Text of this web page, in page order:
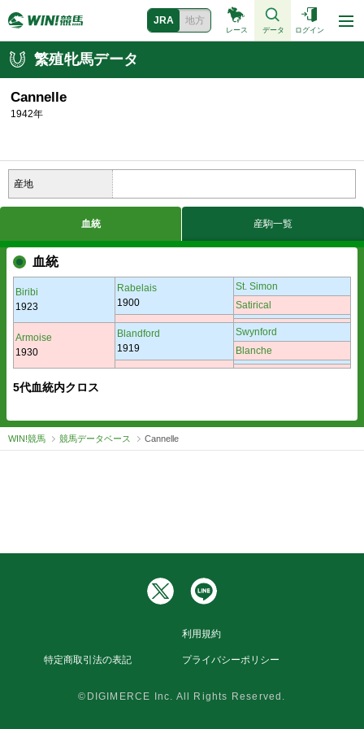
JRA 地方
レース データ ログイン
繁殖牝馬データ
Cannelle
1942年
産地
血統 産駒一覧
血統
Biribi
1923
Rabelais
1900
St. Simon
Satirical
Armoise
1930
Blandford
1919
Swynford
Blanche
5代血統内クロス
WIN!競馬 競馬データベース Cannelle
利用規約
特定商取引法の表記 プライバシーポリシー
©DIGIMERCE Inc. All Rights Reserved.